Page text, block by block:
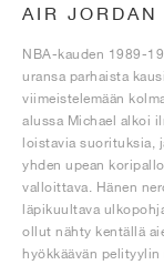
AIR JORDAN
NBA-kauden 1989-
uransa parhaista
viimeistelemään
alussa Michael alkoi
loistavia suorituksia,
yhden upean
valloittava. Hänen
läpikuultava
ollut nähty kentällä
hyökkäävän